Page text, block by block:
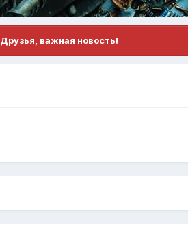
Друзья, важная новость!